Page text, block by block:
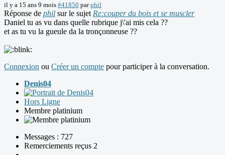
il y a 15 ans 9 mois #41850 parphil
Réponse de phil sur le sujet Re:couper du bois et se muscler
Daniel tu as vu dans quelle rubrique j\'ai mis cela ??
et as tu vu la gueule da la tronçonneuse ??
Connexion ou Créer un compte pour participer à la conversation.
Denis04
Hors Ligne
Membre platinium
Messages : 727
Remerciements reçus 2